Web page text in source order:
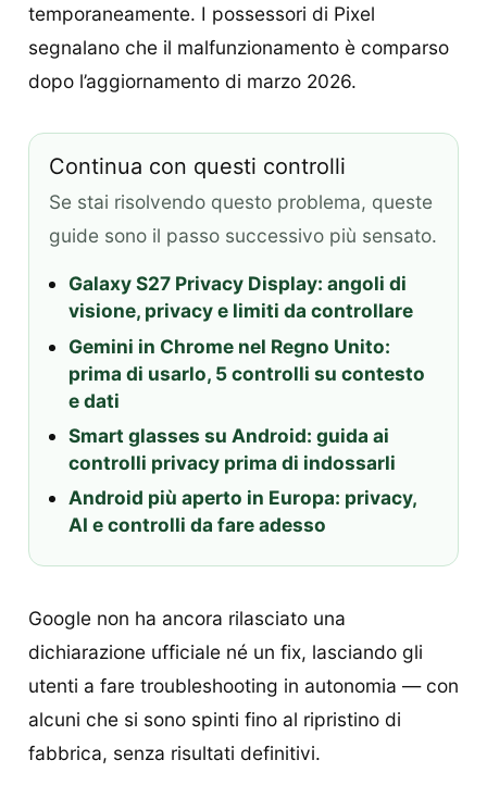
temporaneamente. I possessori di Pixel
segnalano che il malfunzionamento è comparso
dopo l’aggiornamento di marzo 2026.
Continua con questi controlli
Se stai risolvendo questo problema, queste
guide sono il passo successivo più sensato.
Galaxy S27 Privacy Display: angoli di
visione, privacy e limiti da controllare
Gemini in Chrome nel Regno Unito:
prima di usarlo, 5 controlli su contesto
e dati
Smart glasses su Android: guida ai
controlli privacy prima di indossarli
Android più aperto in Europa: privacy,
AI e controlli da fare adesso
Google non ha ancora rilasciato una
dichiarazione ufficiale né un fix, lasciando gli
utenti a fare troubleshooting in autonomia — con
alcuni che si sono spinti fino al ripristino di
fabbrica, senza risultati definitivi.